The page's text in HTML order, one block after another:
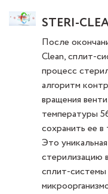
STERI-
После
Clean, сплит-
процесс
алгоритм
вращения
температуры
сохранить ее
Это
стерилизацию
сплит-